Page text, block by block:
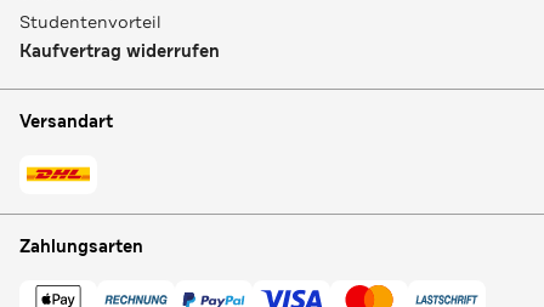
Studentenvorteil
Kaufvertrag widerrufen
Versandart
Zahlungsarten